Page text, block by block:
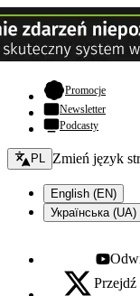
Promocje-
Newsletter
Podcasty
Zmień język - bieżący:
PL Zmień język
English (EN)
Українська (UA)
Youtube
X - otwiera się w